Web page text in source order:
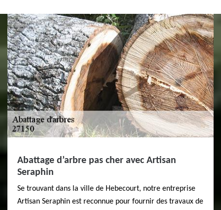
Abattage d’arbre pas cher avec Artisan
Seraphin
Se trouvant dans la ville de Hebecourt, notre entreprise
Artisan Seraphin est reconnue pour fournir des travaux de